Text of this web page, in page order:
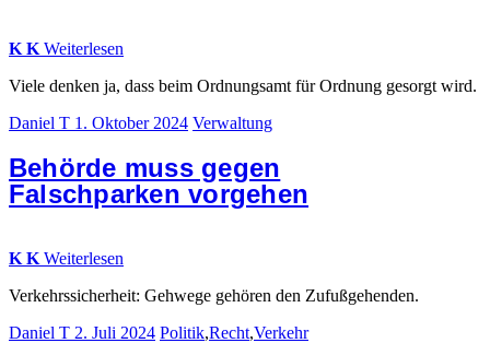
K K Weiterlesen
Viele denken ja, dass beim Ordnungsamt für Ordnung gesorgt wird.
Daniel T 1. Oktober 2024 Verwaltung
Behörde muss gegen
Falschparken vorgehen
K K Weiterlesen
Verkehrssicherheit: Gehwege gehören den Zufußgehenden.
Daniel T 2. Juli 2024 Politik,Recht,Verkehr